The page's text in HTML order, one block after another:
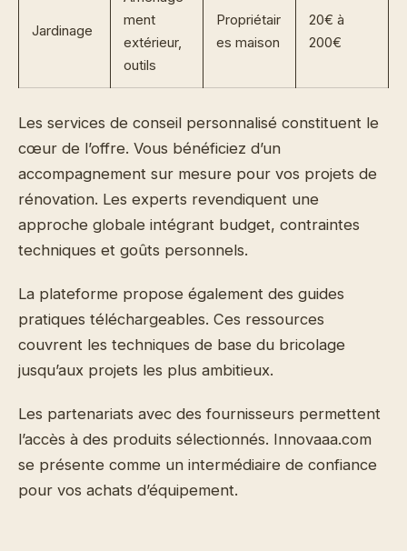
Jardinage
ment
extérieur,
outils
Propriétair
es maison
20€ à
200€
Les services de conseil personnalisé constituent le
cœur de l’offre. Vous bénéficiez d’un
accompagnement sur mesure pour vos projets de
rénovation. Les experts revendiquent une
approche globale intégrant budget, contraintes
techniques et goûts personnels.
La plateforme propose également des guides
pratiques téléchargeables. Ces ressources
couvrent les techniques de base du bricolage
jusqu’aux projets les plus ambitieux.
Les partenariats avec des fournisseurs permettent
l’accès à des produits sélectionnés. Innovaaa.com
se présente comme un intermédiaire de confiance
pour vos achats d’équipement.